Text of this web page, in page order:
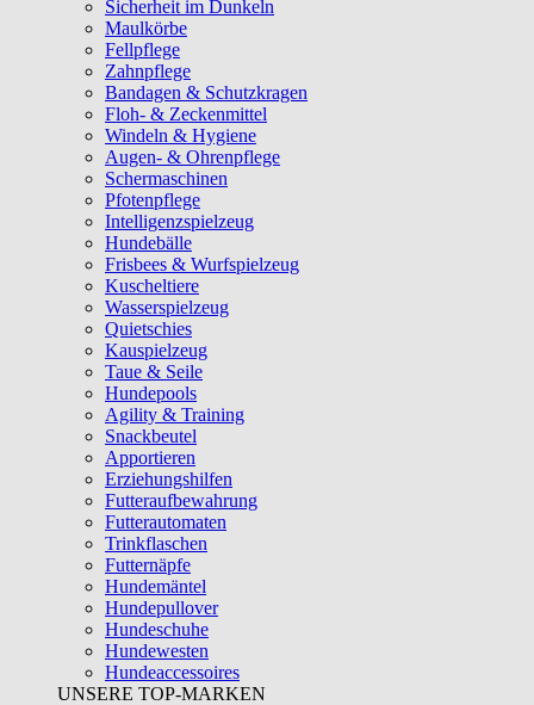
Sicherheit im Dunkeln
Maulkörbe
Fellpflege
Zahnpflege
Bandagen & Schutzkragen
Floh- & Zeckenmittel
Windeln & Hygiene
Augen- & Ohrenpflege
Schermaschinen
Pfotenpflege
Intelligenzspielzeug
Hundebälle
Frisbees & Wurfspielzeug
Kuscheltiere
Wasserspielzeug
Quietschies
Kauspielzeug
Taue & Seile
Hundepools
Agility & Training
Snackbeutel
Apportieren
Erziehungshilfen
Futteraufbewahrung
Futterautomaten
Trinkflaschen
Futternäpfe
Hundemäntel
Hundepullover
Hundeschuhe
Hundewesten
Hundeaccessoires
UNSERE TOP-MARKEN